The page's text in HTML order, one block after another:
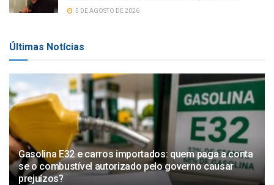
5 DE AGOSTO DE 2026
Últimas Notícias
Gasolina E32 e carros importados: quem paga a conta
se o combustível autorizado pelo governo causar
prejuízos?